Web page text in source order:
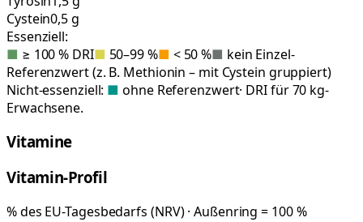
Cystein0,5 g
Essenziell:
■ ≥ 100 % DRI■ 50–99 %■ < 50 %■ kein Einzel-
Referenzwert (z. B. Methionin – mit Cystein gruppiert)
Nicht-essenziell: ■ ohne Referenzwert· DRI für 70 kg-
Erwachsene.
Vitamine
Vitamin-Profil
% des EU-Tagesbedarfs (NRV) · Außenring = 100 %